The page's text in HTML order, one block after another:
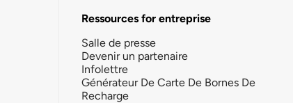
Ressources for entreprise
Salle de presse
Devenir un partenaire
Infolettre
Générateur De Carte De Bornes De
Recharge